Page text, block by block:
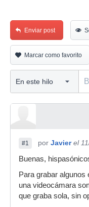
Enviar post
Marcar como favorito
#1 por Javier el
Buenas,
Para grabar
una videocámara
que graba sola, sin